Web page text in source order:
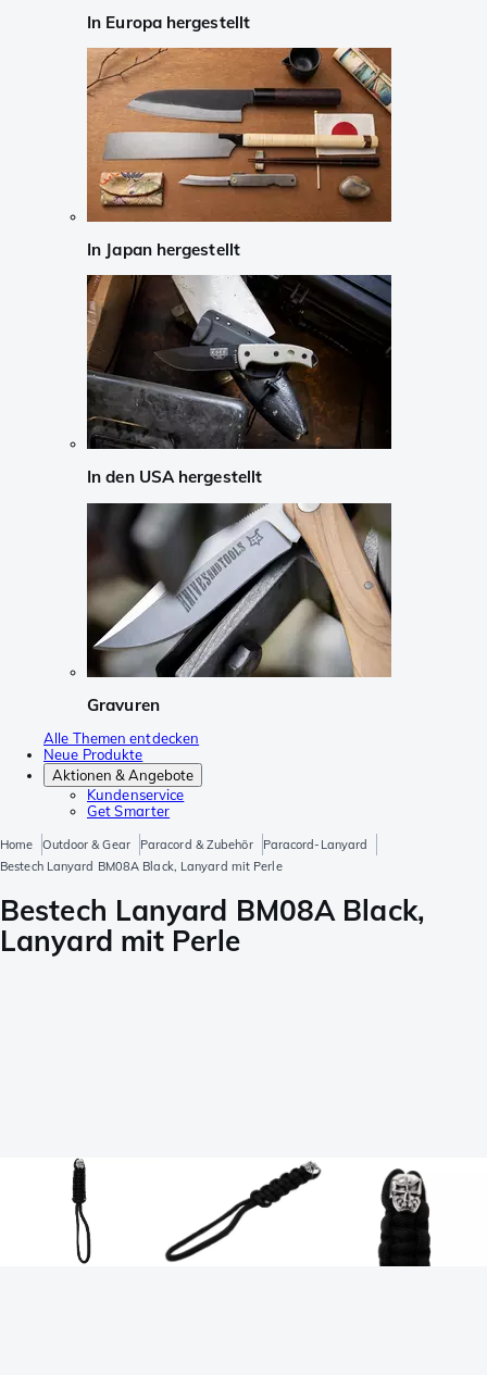
In Europa hergestellt
In Japan hergestellt
In den USA hergestellt
Gravuren
Alle Themen entdecken
Neue Produkte
Aktionen & Angebote
Kundenservice
Get Smarter
Home Outdoor & Gear Paracord & Zubehör
Paracord-Lanyard
Bestech Lanyard BM08A Black, Lanyard mit Perle
Bestech Lanyard BM08A Black,
Lanyard mit Perle